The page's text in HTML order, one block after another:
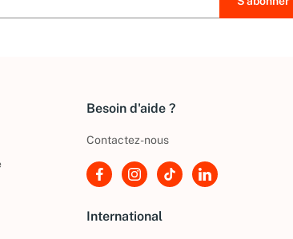
Besoin d'aide ?
Contactez-nous
International